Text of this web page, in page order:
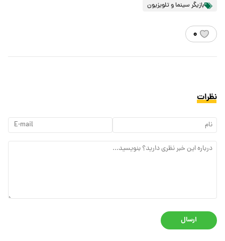
بازیگر سینما و تلویزیون
۰
نظرات
ارسال